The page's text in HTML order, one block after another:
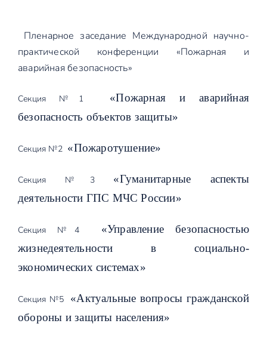
Пленарное заседание Международной научно-
практической конференции «Пожарная и
аварийная безопасность»
Секция №1 «Пожарная и аварийная
безопасность объектов защиты»
Секция №2 «Пожаротушение»
Секция №3 «Гуманитарные аспекты
деятельности ГПС МЧС России»
Секция №4 «Управление безопасностью
жизнедеятельности в социально-
экономических системах»
Секция №5 «Актуальные вопросы гражданской
обороны и защиты населения»